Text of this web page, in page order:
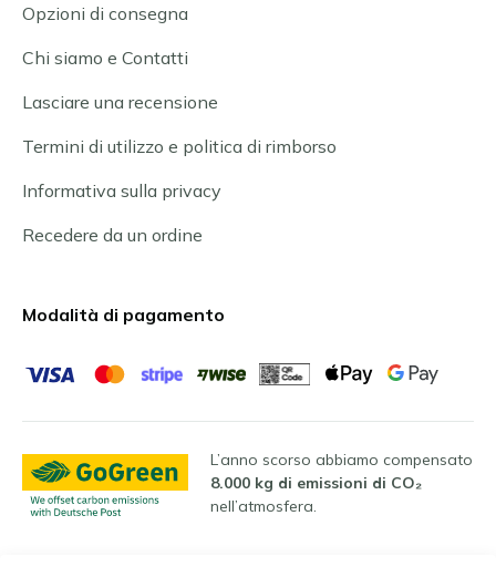
Opzioni di consegna
Chi siamo e Contatti
Lasciare una recensione
Termini di utilizzo e politica di rimborso
Informativa sulla privacy
Recedere da un ordine
Modalità di pagamento
L’anno scorso abbiamo compensato
8.000 kg di emissioni di CO₂
nell’atmosfera.